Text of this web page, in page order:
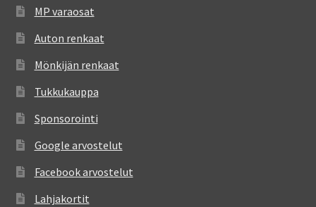
MP varaosat
Auton renkaat
Mönkijän renkaat
Tukkukauppa
Sponsorointi
Google arvostelut
Facebook arvostelut
Lahjakortit